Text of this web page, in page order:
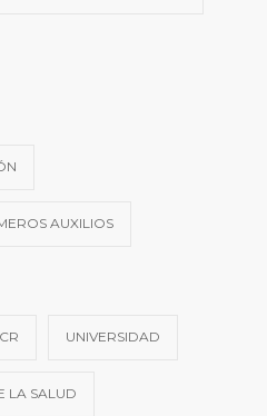
AUXILIOS
UNIVERSIDAD
LA SALUD